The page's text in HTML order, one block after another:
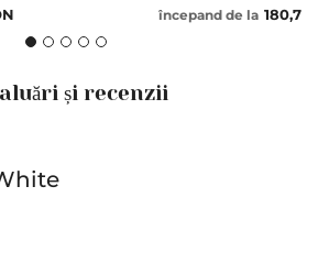
începand de la 180,75
și recenzii